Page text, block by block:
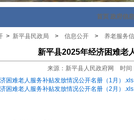
首页 政府信
> 新平县民政局 > 信息公开 > 养老服务
新平县2025年经济困难老
来源：新平县人民政府网 时
困难老人服务补贴发放情况公开名册（1月）.xls
困难老人服务补贴发放情况公开名册（2月）.xls